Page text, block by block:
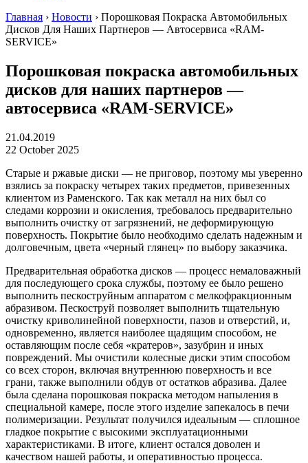
Главная › Новости › Порошковая Покраска Автомобильных
Дисков Для Наших Партнеров — Автосервиса «RAM-
SERVICE»
Порошковая покраска автомобильных
дисков для наших партнеров —
автосервиса «RAM-SERVICE»
21.04.2019
22 October 2025
Старые и ржавые диски — не приговор, поэтому мы уверенно
взялись за покраску четырех таких предметов, привезенных
клиентом из Раменского. Так как металл на них был со
следами коррозии и окисления, требовалось предварительно
выполнить очистку от загрязнений, не деформирующую
поверхность. Покрытие было необходимо сделать надежным и
долговечным, цвета «черный глянец» по выбору заказчика.
Предварительная обработка дисков — процесс немаловажный
для последующего срока службы, поэтому ее было решено
выполнить пескоструйным аппаратом с мелкофракционным
абразивом. Пескоструй позволяет выполнить тщательную
очистку криволинейной поверхности, пазов и отверстий, и,
одновременно, является наиболее щадящим способом, не
оставляющим после себя «кратеров», зазубрин и иных
повреждений. Мы очистили колесные диски этим способом
со всех сторон, включая внутреннюю поверхность и все
грани, также выполнили обдув от остатков абразива. Далее
была сделана порошковая покраска методом напыления в
специальной камере, после этого изделие запекалось в печи
полимеризации. Результат получился идеальным — сплошное
гладкое покрытие с высокими эксплуатационными
характеристиками. В итоге, клиент остался доволен и
качеством нашей работы, и оперативностью процесса.